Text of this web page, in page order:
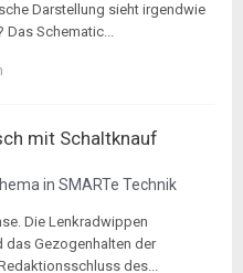
Darstellung sieht irgendwie
Das Schematic...
mit Schaltknauf
in SMARTe Technik
Die Lenkradwippen
das Gezogenhalten der
des...